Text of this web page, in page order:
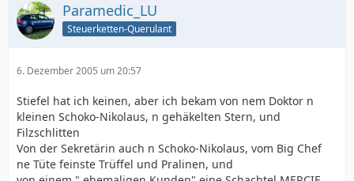
Paramedic_LU
Steuerketten-Querulant
6. Dezember 2005 um 20:57
Stiefel hat ich keinen, aber ich bekam von nem Doktor n
kleinen Schoko-Nikolaus, n gehäkelten Stern, und
Filzschlitten
Von der Sekretärin auch n Schoko-Nikolaus, vom Big Chef
ne Tüte feinste Trüffel und Pralinen, und